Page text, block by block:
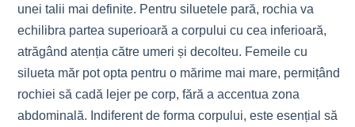
unei talii mai definite. Pentru siluetele pară, rochia va
echilibra partea superioară a corpului cu cea inferioară,
atrăgând atenția către umeri și decolteu. Femeile cu
silueta măr pot opta pentru o mărime mai mare, permițând
rochiei să cadă lejer pe corp, fără a accentua zona
abdominală. Indiferent de forma corpului, este esențial să